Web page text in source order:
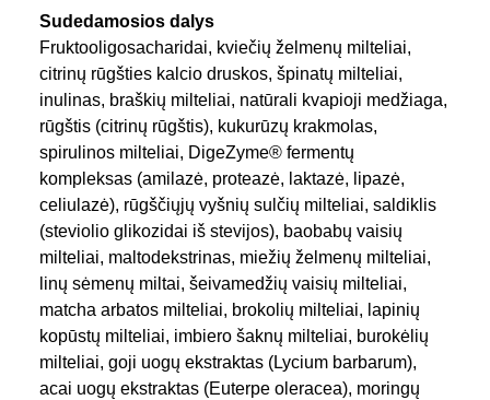
Sudedamosios dalys
Fruktooligosacharidai, kviečių želmenų milteliai,
citrinų rūgšties kalcio druskos, špinatų milteliai,
inulinas, braškių milteliai, natūrali kvapioji medžiaga,
rūgštis (citrinų rūgštis), kukurūzų krakmolas,
spirulinos milteliai, DigeZyme® fermentų
kompleksas (amilazė, proteazė, laktazė, lipazė,
celiulazė), rūgščiųjų vyšnių sulčių milteliai, saldiklis
(steviolio glikozidai iš stevijos), baobabų vaisių
milteliai, maltodekstrinas, miežių želmenų milteliai,
linų sėmenų miltai, šeivamedžių vaisių milteliai,
matcha arbatos milteliai, brokolių milteliai, lapinių
kopūstų milteliai, imbiero šaknų milteliai, burokėlių
milteliai, goji uogų ekstraktas (Lycium barbarum),
acai uogų ekstraktas (Euterpe oleracea), moringų